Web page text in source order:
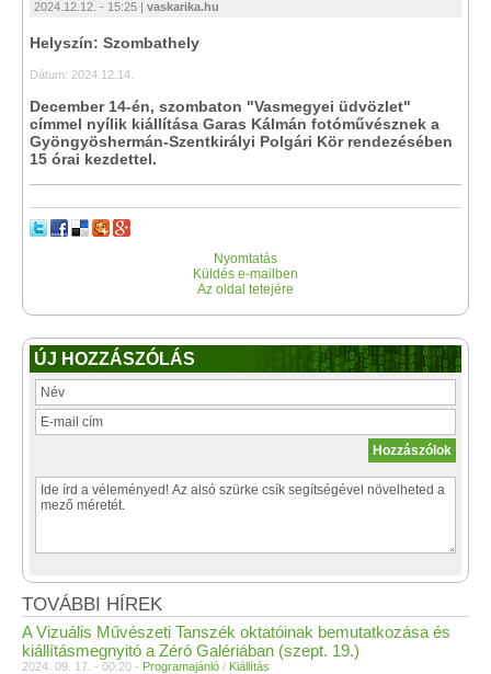
2024.12.12. - 15:25 | vaskarika.hu
Helyszín: Szombathely
Dátum: 2024.12.14.
December 14-én, szombaton "Vasmegyei üdvözlet"
címmel nyílik kiállítása Garas Kálmán fotóművésznek a
Gyöngyöshermán-Szentkirályi Polgári Kör rendezésében
15 órai kezdettel.
Nyomtatás
Küldés e-mailben
Az oldal tetejére
ÚJ HOZZÁSZÓLÁS
TOVÁBBI HÍREK
A Vizuális Művészeti Tanszék oktatóinak bemutatkozása és
kiállításmegnyitó a Zéró Galériában (szept. 19.)
2024. 09. 17. - 00:20 - Programajánló / Kiállítás